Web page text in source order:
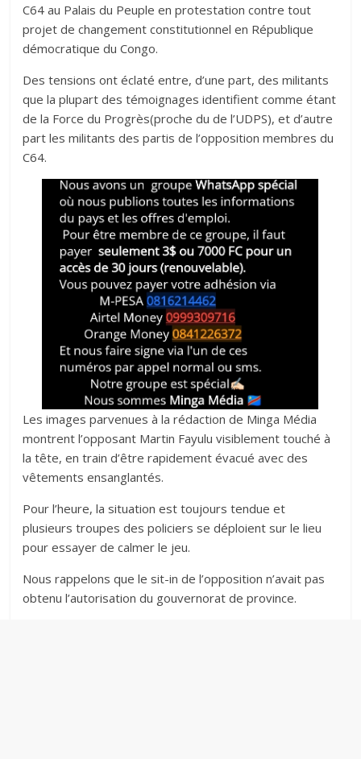
C64 au Palais du Peuple en protestation contre tout
projet de changement constitutionnel en République
démocratique du Congo.
‎‎Des tensions ont éclaté entre, d’une part, des militants
que la plupart des témoignages identifient comme étant
de la Force du Progrès(proche du de l’UDPS), et d’autre
part les militants des partis de l’opposition membres du
C64. ‎‎
Les images parvenues à la rédaction de Minga Média
montrent l’opposant Martin Fayulu visiblement touché à
la tête, en train d’être rapidement évacué avec des
vêtements ensanglantés.
‎‎Pour l’heure, la situation est toujours tendue et
plusieurs troupes des policiers se déploient sur le lieu
pour essayer de calmer le jeu.‎
Nous rappelons que le sit-in de l’opposition n’avait pas
obtenu l’autorisation du gouvernorat de province.‎